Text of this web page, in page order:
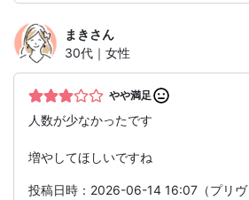
まきさん
30代｜女性
やや満足
人数が少なかったです
増やしてほしいですね
投稿日時：2026-06-14 16:07（プリヴ